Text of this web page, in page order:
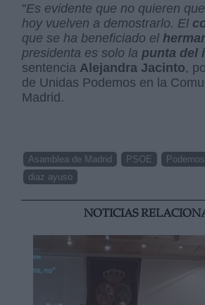
"Es evidente que no quieren
hoy vuelven a demostrarlo. El
que se ha beneficiado el
presidenta es solo la punta del
sentencia Alejandra Jacinto,
de Unidas Podemos en la
Madrid.
Asamblea de Madrid PSOE Podemos
diaz ayuso
NOTICIAS